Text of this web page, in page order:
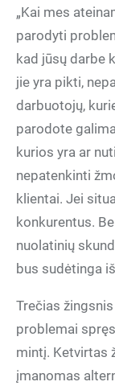
„Kai mes
parodyti
kad jūsų darbe
jie yra pikti,
darbuotojų,
parodote
kurios yra ar
nepatenkinti
klientai. Jei
konkurentus.
nuolatinių
bus sudėtinga
Trečias
problemai
mintį. Ketvirtas
įmanomas